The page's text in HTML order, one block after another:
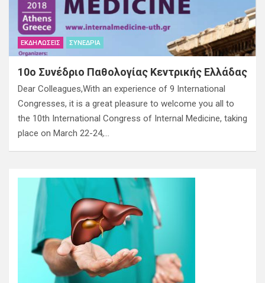
ΕΚΔΗΛΏΣΕΙΣ ΣΥΝΈΔΡΙΑ
10ο Συνέδριο Παθολογίας Κεντρικής Ελλάδας
Dear Colleagues,With an experience of 9 International
Congresses, it is a great pleasure to welcome you all to
the 10th International Congress of Internal Medicine, taking
place on March 22-24,…